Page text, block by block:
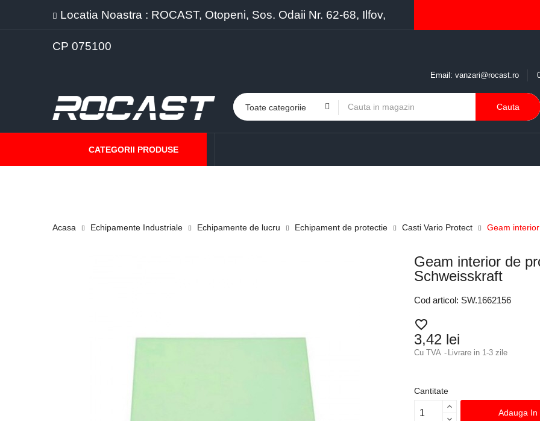
Locatia Noastra : ROCAST, Otopeni, Sos. Odaii Nr. 62-68, Ilfov,
CP 075100
Email: vanzari@rocast.ro
Cauta
CATEGORII PRODUSE
Acasa Echipamente Industriale Echipamente de lucru Echipament de protectie Casti Vario Protect Geam
Geam interior de
Schweisskraft
Cod articol: SW.1662156
favorite_border
3,42 lei
Cu TVA Livrare in 1-3 zile
Cantitate
Adauga In